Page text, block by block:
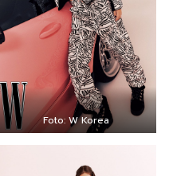
Foto: W Korea